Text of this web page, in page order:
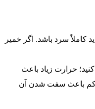
کاملاً سرد باشد. اگر خمیر
حرارت زیاد باعث
کم باعث سفت شدن آن